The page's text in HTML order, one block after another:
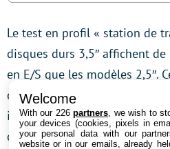
Le test en profil « station de
disques durs 3,5″ affichent
en E/S que les modèles 2,5″.
que quand on prend les
individuellement : les
d’électricité qu’autorisent
Welcome
With our 226partners , we wish to
your devices (cookies, pixels in
your personal data with our
website or in our emails, already